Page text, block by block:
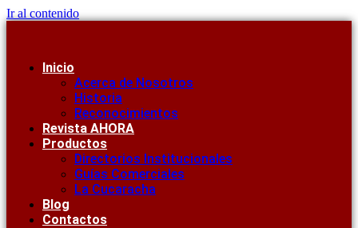
Ir al contenido
Inicio
Acerca de Nosotros
Historia
Reconocimientos
Revista AHORA
Productos
Directorios Institucionales
Guías Comerciales
La Cucaracha
Blog
Contactos